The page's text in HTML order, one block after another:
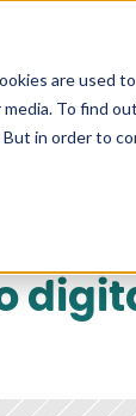
are used
To find
in order to